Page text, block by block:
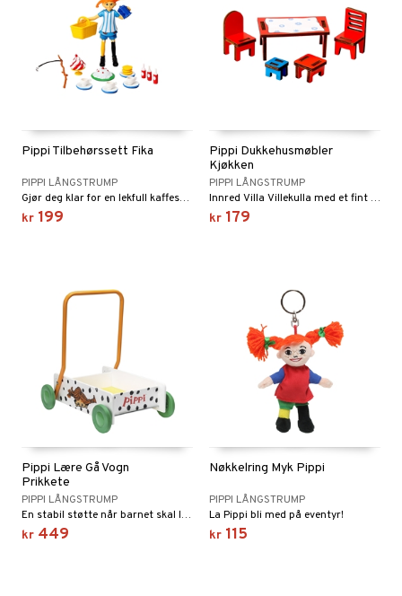
Pippi Tilbehørssett Fika
PIPPI LÅNGSTRUMP
Gjør deg klar for en lekfull kaffestund i Pippis hage!
kr 199
Pippi Dukkehusmøbler
Kjøkken
PIPPI LÅNGSTRUMP
Innred Villa Villekulla med et fint kjøkkensett!
kr 179
Pippi Lære Gå Vogn
Prikkete
PIPPI LÅNGSTRUMP
En stabil støtte når barnet skal lære å gå.
kr 449
Nøkkelring Myk Pippi
PIPPI LÅNGSTRUMP
La Pippi bli med på eventyr!
kr 115